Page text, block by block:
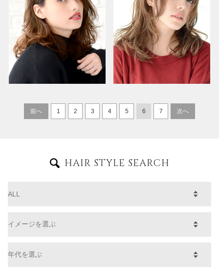
前へ 1 2 3 4 5 6 7 次へ
HAIR STYLE SEARCH